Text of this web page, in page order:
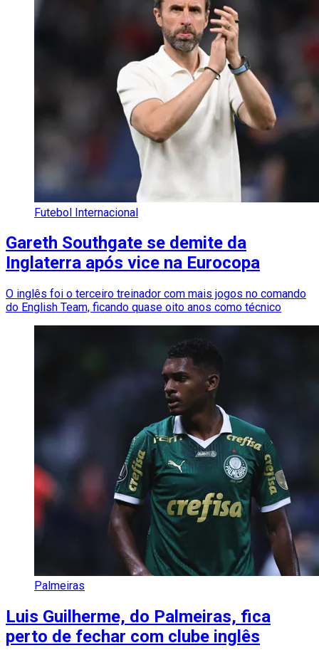
Futebol Internacional
Gareth Southgate se demite da
Inglaterra após vice na Eurocopa
O inglês foi o terceiro treinador com mais jogos no comando
do English Team, ficando quase oito anos como técnico
Palmeiras
Luis Guilherme, do Palmeiras, fica
perto de fechar com clube inglês